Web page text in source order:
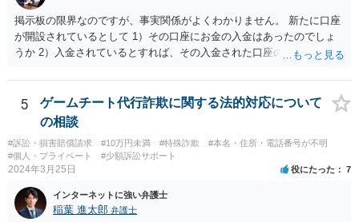
掲示板の限界なのですが、事実関係がよくわかりません。 新たに口座
が開設されているとして 1）その口座にお金の入金はあったのでしょ
うか 2）入金されているとすれば、その入金された口座の資金は引き
がポイントですよね。口座を悪用する人は、「その口座に入ったお金
を手に入れる」ことが目的ですから、あなたがキャッシュカードを持
っている場合には、キャッシュカードで引き出すことはあなたしかで
きませんから、できるとすれば、ネット上あるいはアプリ上で第三者
に送金することくらいだと思います。あなたの名義の口座であるか
ら、お金の動きくらいは調べることが可能であると思います。 その上
ばいいだけの話だと思いますし、残っていないのであれば、第三者に
送金をされたか、引き出されたどちらかだと思います。第三者に送金
5
ゲームチート代行詐欺に関する法的対応について
の相談
#訴訟・損害賠償請求 #10万円未満 #特殊詐欺
#本名・住所・電話番号が不明
#個人・プライベート
#少額訴訟サポート
2024年3月25日 役にたった 7
インターネットに強い弁護士
稲葉 進太郎 弁護士